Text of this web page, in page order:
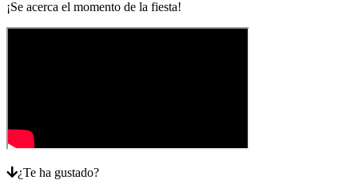
Juego
Noticias
Guías
¡Se acerca el momento de la fiesta!
¿Te ha gustado?